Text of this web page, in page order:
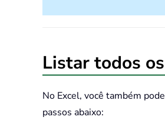
Listar todos
No Excel, você também
passos abaixo: